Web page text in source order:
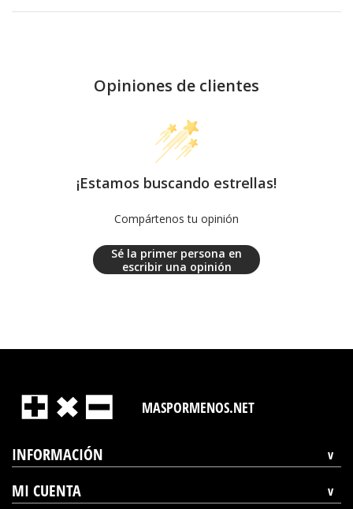
Opiniones de clientes
¡Estamos buscando estrellas!
Compártenos tu opinión
Sé la primer persona en
escribir una opinión
MASPORMENOS.NET
INFORMACIÓN
MI CUENTA